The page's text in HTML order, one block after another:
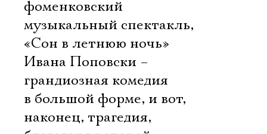
фоменковский
музыкальный спектакль,
«Сон в летнюю ночь»
Ивана Поповски –
грандиозная комедия
в большой форме, и вот,
наконец, трагедия,